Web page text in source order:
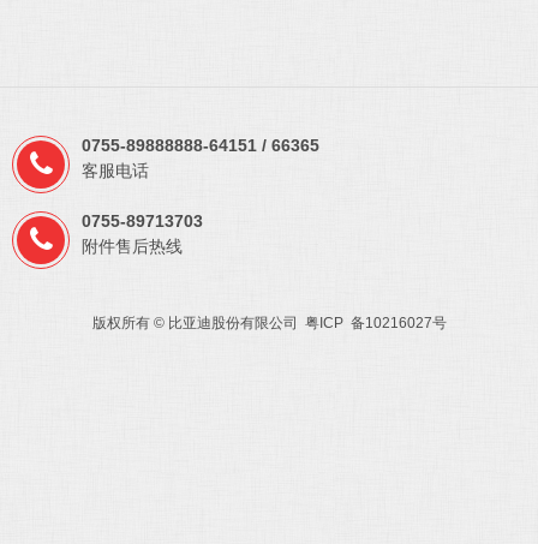
0755-89888888-64151 / 66365
客服电话
0755-89713703
附件售后热线
版权所有 © 比亚迪股份有限公司 粤ICP 备10216027号